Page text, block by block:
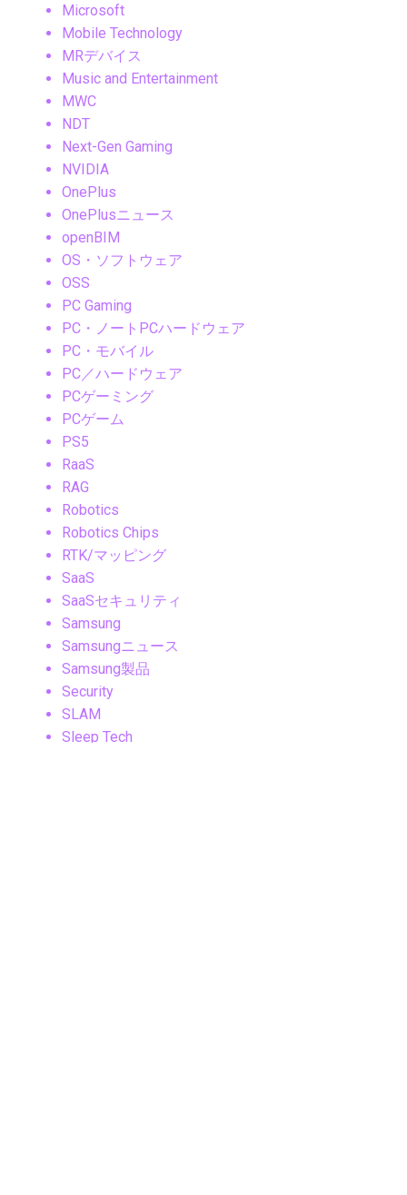
Microsoft
Mobile Technology
MRデバイス
Music and Entertainment
MWC
NDT
Next-Gen Gaming
NVIDIA
OnePlus
OnePlusニュース
openBIM
OS・ソフトウェア
OSS
PC Gaming
PC・ノートPCハードウェア
PC・モバイル
PC／ハードウェア
PCゲーミング
PCゲーム
PS5
RaaS
RAG
Robotics
Robotics Chips
RTK/マッピング
SaaS
SaaSセキュリティ
Samsung
Samsungニュース
Samsung製品
Security
SLAM
Sleep Tech